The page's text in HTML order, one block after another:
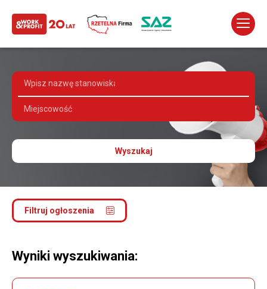
Wyszukaj
Filtruj ogłoszenia
Wyniki wyszukiwania: